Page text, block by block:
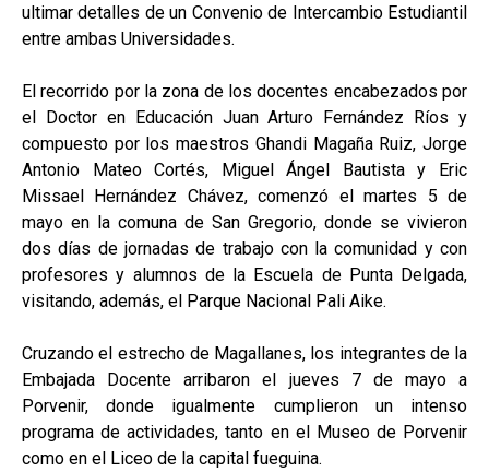
ultimar detalles de un Convenio de Intercambio Estudiantil
entre ambas Universidades.
El recorrido por la zona de los docentes encabezados por
el Doctor en Educación Juan Arturo Fernández Ríos y
compuesto por los maestros Ghandi Magaña Ruiz, Jorge
Antonio Mateo Cortés, Miguel Ángel Bautista y Eric
Missael Hernández Chávez, comenzó el martes 5 de
mayo en la comuna de San Gregorio, donde se vivieron
dos días de jornadas de trabajo con la comunidad y con
profesores y alumnos de la Escuela de Punta Delgada,
visitando, además, el Parque Nacional Pali Aike.
Cruzando el estrecho de Magallanes, los integrantes de la
Embajada Docente arribaron el jueves 7 de mayo a
Porvenir, donde igualmente cumplieron un intenso
programa de actividades, tanto en el Museo de Porvenir
como en el Liceo de la capital fueguina.